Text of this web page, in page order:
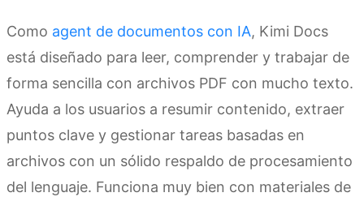
Como agent de documentos con IA, Kimi Docs
está diseñado para leer, comprender y trabajar de
forma sencilla con archivos PDF con mucho texto.
Ayuda a los usuarios a resumir contenido, extraer
puntos clave y gestionar tareas basadas en
archivos con un sólido respaldo de procesamiento
del lenguaje. Funciona muy bien con materiales de